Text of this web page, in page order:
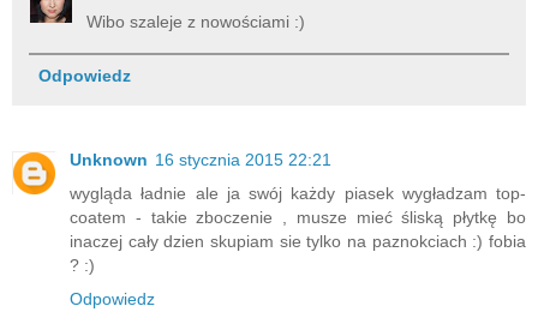
Wibo szaleje z nowościami :)
Odpowiedz
Unknown 16 stycznia 2015 22:21
wygląda ładnie ale ja swój każdy piasek wygładzam top-
coatem - takie zboczenie , musze mieć śliską płytkę bo
inaczej cały dzien skupiam sie tylko na paznokciach :) fobia
? :)
Odpowiedz